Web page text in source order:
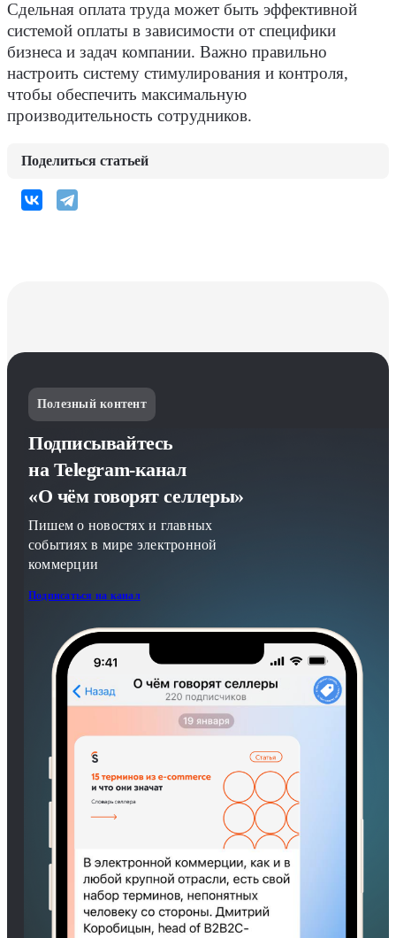
Сдельная оплата труда может быть эффективной
системой оплаты в зависимости от специфики
бизнеса и задач компании. Важно правильно
настроить систему стимулирования и контроля,
чтобы обеспечить максимальную
производительность сотрудников.
Поделиться статьей
Полезный контент
Подписывайтесь
на Telegram-канал
«О чём говорят селлеры»
Пишем о новостях и главных
событиях в мире электронной
коммерции
Подписаться на канал